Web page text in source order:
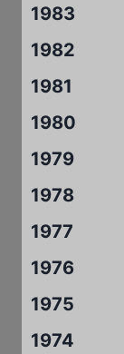
1983
1982
1981
1980
1979
1978
1977
1976
1975
1974